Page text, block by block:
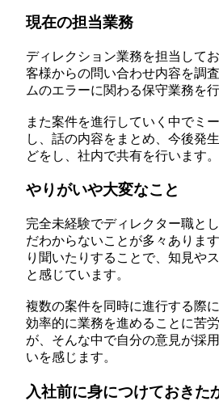
現在の担当業務
ディレクション業務を担当して
客様からの問い合わせ内容を調
ムのエラーに関わる保守業務を
また案件を進行していく中でミ
し、話の内容をまとめ、今後発
どをし、社内で共有を行います。
やりがいや大変なこと
完全未経験でディレクター職と
だわからないことが多々ありま
り聞いたりすることで、知見や
と感じています。
複数の案件を同時に進行する際
効率的に業務を進めることに苦
が、そんな中で自分の意見が採
いを感じます。
入社前に身につけておきた